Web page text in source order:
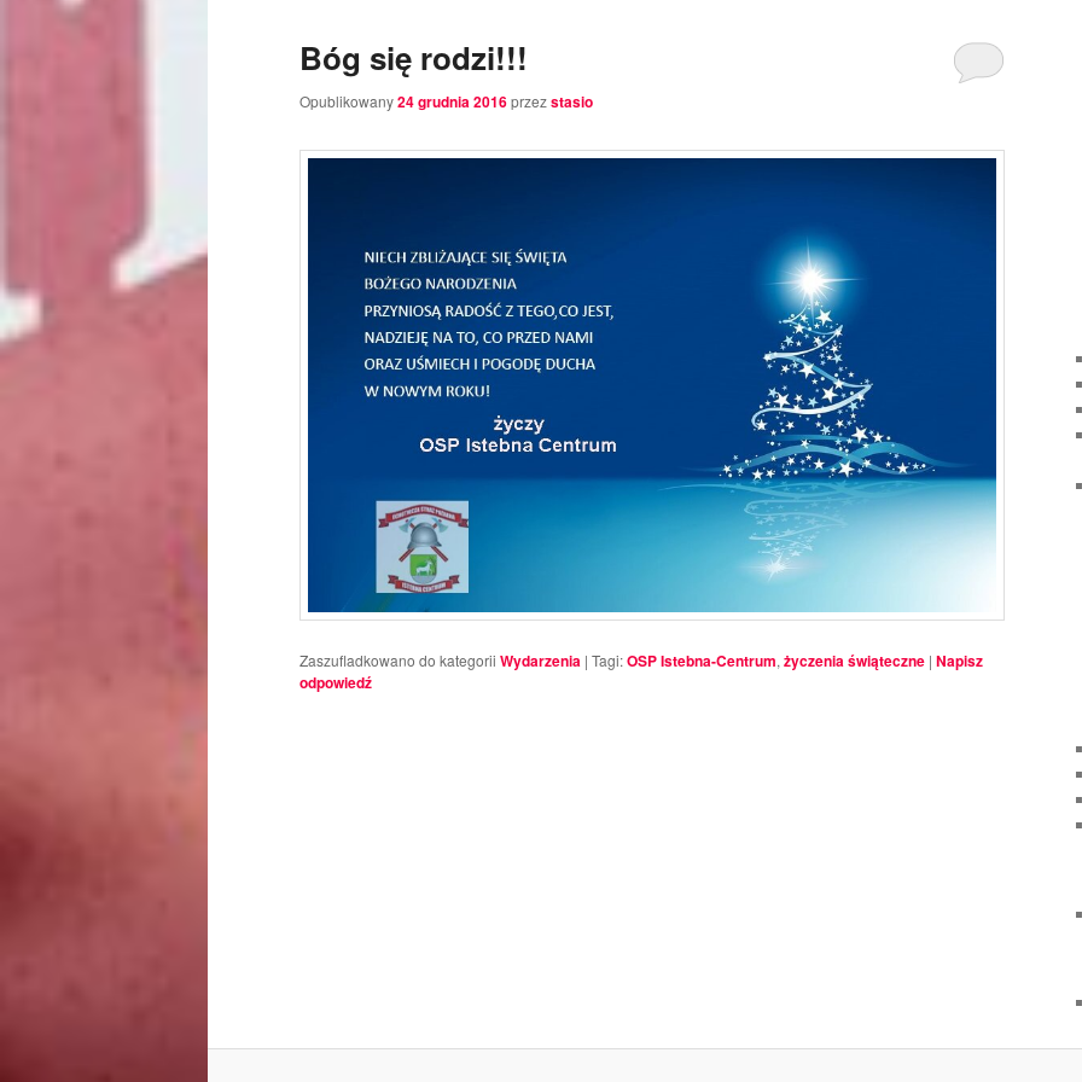
Bóg się rodzi!!!
Opublikowany24 grudnia 2016przezstasio
Zaszufladkowano do kategorii Wydarzenia | Tagi:OSP Istebna-Centrum, życzenia świąteczne | Napisz
odpowiedź